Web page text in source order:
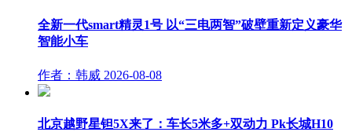
全新一代smart精灵1号 以“三电两智”破壁重新定义豪华
智能小车
作者：韩威 2026-08-08
北京越野星钽5X来了：车长5米多+双动力 Pk长城H10